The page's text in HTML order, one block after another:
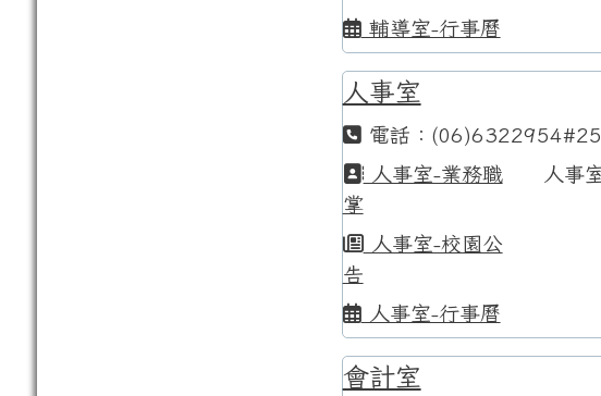
輔導室-行事曆
人事室
電話：
人事室-業務職
掌
人事室-校園公
告
人事室-行事曆
人事
會計室